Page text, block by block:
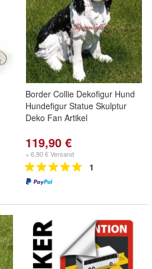
Border Collie Dekofigur Hund
Hundefigur Statue Skulptur
Deko Fan Artikel
119,90 €
+ 6,90 € Versand
1